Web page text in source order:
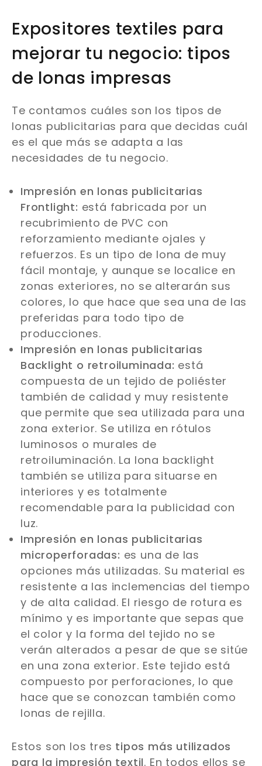
Expositores textiles para
mejorar tu negocio: tipos
de lonas impresas
Te contamos cuáles son los tipos de
lonas publicitarias para que decidas cuál
es el que más se adapta a las
necesidades de tu negocio.
Impresión en lonas publicitarias
Frontlight: está fabricada por un
recubrimiento de PVC con
reforzamiento mediante ojales y
refuerzos. Es un tipo de lona de muy
fácil montaje, y aunque se localice en
zonas exteriores, no se alterarán sus
colores, lo que hace que sea una de las
preferidas para todo tipo de
producciones.
Impresión en lonas publicitarias
Backlight o retroiluminada: está
compuesta de un tejido de poliéster
también de calidad y muy resistente
que permite que sea utilizada para una
zona exterior. Se utiliza en rótulos
luminosos o murales de
retroiluminación. La lona backlight
también se utiliza para situarse en
interiores y es totalmente
recomendable para la publicidad con
luz.
Impresión en lonas publicitarias
microperforadas: es una de las
opciones más utilizadas. Su material es
resistente a las inclemencias del tiempo
y de alta calidad. El riesgo de rotura es
mínimo y es importante que sepas que
el color y la forma del tejido no se
verán alterados a pesar de que se sitúe
en una zona exterior. Este tejido está
compuesto por perforaciones, lo que
hace que se conozcan también como
lonas de rejilla.
Estos son los tres tipos más utilizados
para la impresión textil. En todos ellos se